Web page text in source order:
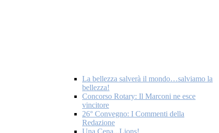
La bellezza salverà il mondo…salviamo la
bellezza!
Concorso Rotary: Il Marconi ne esce
vincitore
26° Convegno: I Commenti della
Redazione